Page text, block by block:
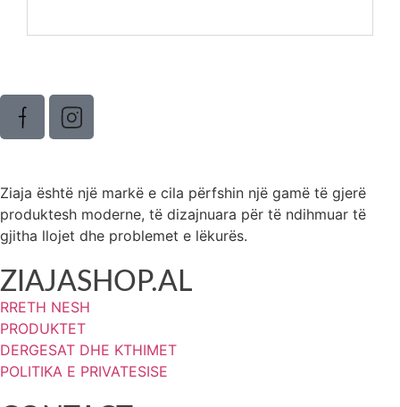
Ziaja është një markë e cila përfshin një gamë të gjerë
produktesh moderne, të dizajnuara për të ndihmuar të
gjitha llojet dhe problemet e lëkurës.
ZIAJASHOP.AL
RRETH NESH
PRODUKTET
DERGESAT DHE KTHIMET
POLITIKA E PRIVATESISE